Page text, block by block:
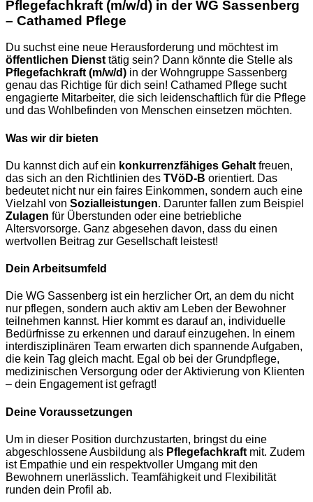
Pflegefachkraft (m/w/d) in der WG Sassenberg
– Cathamed Pflege
Du suchst eine neue Herausforderung und möchtest im
öffentlichen Dienst tätig sein? Dann könnte die Stelle als
Pflegefachkraft (m/w/d) in der Wohngruppe Sassenberg
genau das Richtige für dich sein! Cathamed Pflege sucht
engagierte Mitarbeiter, die sich leidenschaftlich für die Pflege
und das Wohlbefinden von Menschen einsetzen möchten.
Was wir dir bieten
Du kannst dich auf ein konkurrenzfähiges Gehalt freuen,
das sich an den Richtlinien des TVöD-B orientiert. Das
bedeutet nicht nur ein faires Einkommen, sondern auch eine
Vielzahl von Sozialleistungen. Darunter fallen zum Beispiel
Zulagen für Überstunden oder eine betriebliche
Altersvorsorge. Ganz abgesehen davon, dass du einen
wertvollen Beitrag zur Gesellschaft leistest!
Dein Arbeitsumfeld
Die WG Sassenberg ist ein herzlicher Ort, an dem du nicht
nur pflegen, sondern auch aktiv am Leben der Bewohner
teilnehmen kannst. Hier kommt es darauf an, individuelle
Bedürfnisse zu erkennen und darauf einzugehen. In einem
interdisziplinären Team erwarten dich spannende Aufgaben,
die kein Tag gleich macht. Egal ob bei der Grundpflege,
medizinischen Versorgung oder der Aktivierung von Klienten
– dein Engagement ist gefragt!
Deine Voraussetzungen
Um in dieser Position durchzustarten, bringst du eine
abgeschlossene Ausbildung als Pflegefachkraft mit. Zudem
ist Empathie und ein respektvoller Umgang mit den
Bewohnern unerlässlich. Teamfähigkeit und Flexibilität
runden dein Profil ab.